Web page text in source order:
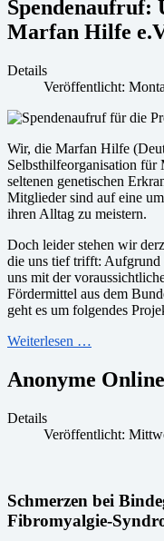
Spendenaufruf:
Marfan Hilfe
Details
Veröffentlicht:
Wir, die Marfan Hilfe
Selbsthilfeorganisation für
seltenen genetischen
Mitglieder sind auf eine
ihren Alltag zu meistern.
Doch leider stehen wir
die uns tief trifft: Aufgrund
uns mit der
Fördermittel aus dem
geht es um folgendes
Weiterlesen …
Anonyme
Details
Veröffentlicht:
Schmerzen bei
Fibromyalgie-